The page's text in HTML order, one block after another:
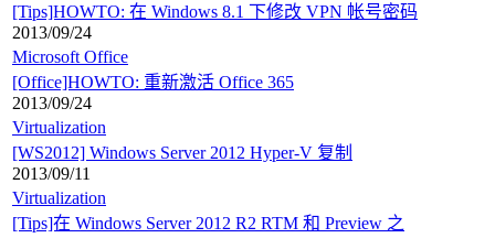
[Tips]HOWTO: 在 Windows 8.1 下修改 VPN 帐号密码
2013/09/24
Microsoft Office
[Office]HOWTO: 重新激活 Office 365
2013/09/24
Virtualization
[WS2012] Windows Server 2012 Hyper-V 复制
2013/09/11
Virtualization
[Tips]在 Windows Server 2012 R2 RTM 和 Preview 之